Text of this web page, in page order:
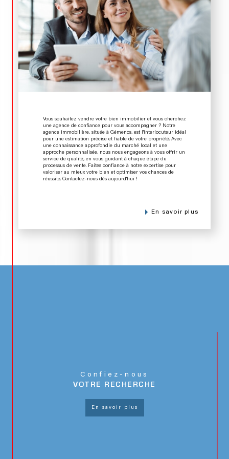
Vous souhaitez vendre votre bien immobilier et vous cherchez
une agence de confiance pour vous accompagner ? Notre
agence immobilière, située à Gémenos, est l'interlocuteur idéal
pour une estimation précise et fiable de votre propriété. Avec
une connaissance approfondie du marché local et une
approche personnalisée, nous nous engageons à vous offrir un
service de qualité, en vous guidant à chaque étape du
processus de vente. Faites confiance à notre expertise pour
valoriser au mieux votre bien et optimiser vos chances de
réussite. Contactez-nous dès aujourd'hui !
en savoir plus
Confiez-nous
VOTRE RECHERCHE
en savoir plus